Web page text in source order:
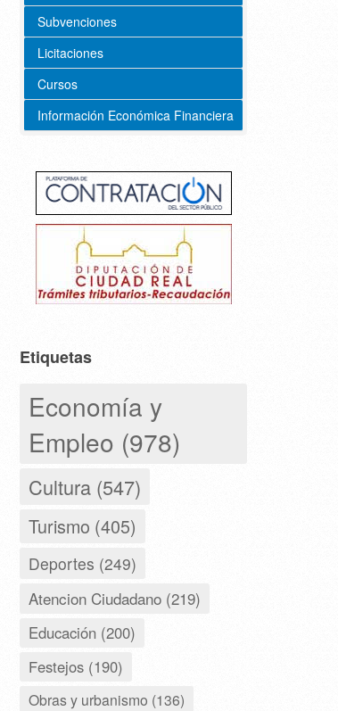
Subvenciones
Licitaciones
Cursos
Información Económica Financiera
Etiquetas
Economía y
Empleo (978)
Cultura (547)
Turismo (405)
Deportes (249)
Atencion Ciudadano (219)
Educación (200)
Festejos (190)
Obras y urbanismo (136)